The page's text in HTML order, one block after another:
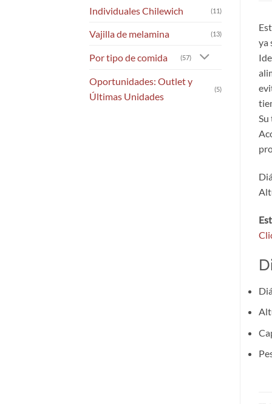
Individuales Chilewich (11)
Vajilla de melamina (13)
Por tipo de comida (57)
Oportunidades: Outlet y
Últimas Unidades
(5)
ya
Su